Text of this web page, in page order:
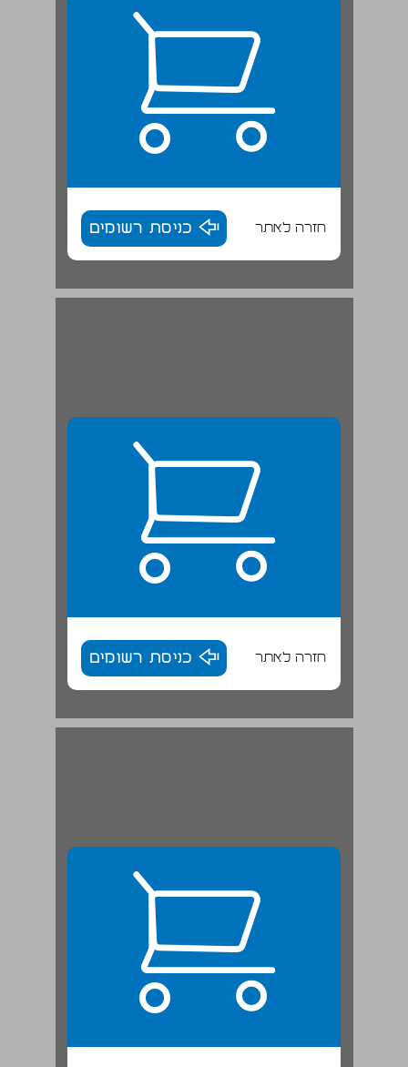
חזרה לאתר כניסת רשומים
ב. אנרכיזם חיובי: הומני ומוסרי ולא אנרכיזם פורע חוק ... 25
חזרה לאתר כניסת רשומים
ג. האופי האוטופי של החשיבה האנרכיסטית ... 26